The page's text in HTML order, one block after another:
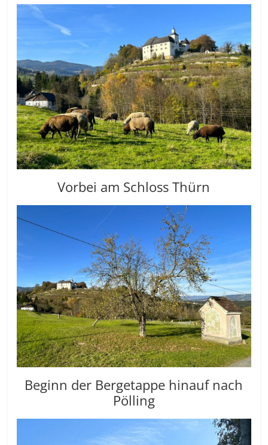
Vorbei am Schloss Thürn
Beginn der Bergetappe hinauf nach
Pölling